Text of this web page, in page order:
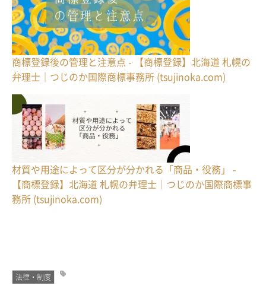
商標登録後の管理と注意点 - 【商標登録】北海道 札幌の
弁理士｜つじのか国際商標事務所 (tsujinoka.com)
材質や用途によって区分が分かれる「商品・役務」 -
【商標登録】北海道 札幌の弁理士｜つじのか国際商標事
務所 (tsujinoka.com)
法律・制度